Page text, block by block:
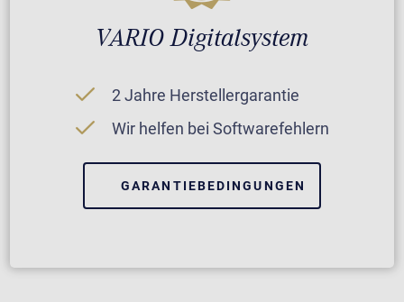
VARIO Digitalsystem
2 Jahre Herstellergarantie
Wir helfen bei Softwarefehlern
GARANTIEBEDINGUNGEN